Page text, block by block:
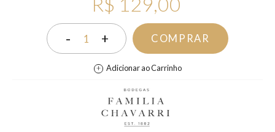
- 1 + COMPRAR
Adicionar ao Carrinho